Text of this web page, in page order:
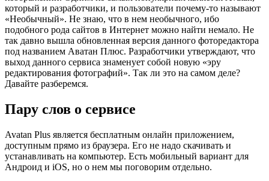
который и разработчики, и пользователи почему-то называют
«Необычный». Не знаю, что в нем необычного, ибо
подобного рода сайтов в Интернет можно найти немало. Не
так давно вышла обновленная версия данного фоторедактора
под названием Аватан Плюс. Разработчики утверждают, что
выход данного сервиса знаменует собой новую «эру
редактирования фотографий». Так ли это на самом деле?
Давайте разберемся.
Пару слов о сервисе
Avatan Plus является бесплатным онлайн приложением,
доступным прямо из браузера. Его не надо скачивать и
устанавливать на компьютер. Есть мобильный вариант для
Андроид и iOS, но о нем мы поговорим отдельно.